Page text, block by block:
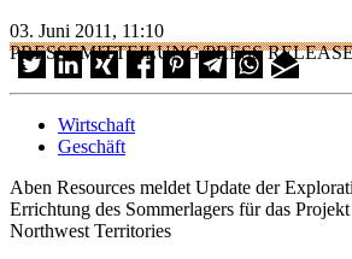
03. Juni 2011, 11:10
PRESSEMITTEILUNG/PRESS
Wirtschaft
Geschäft
Aben Resources meldet Update der
Errichtung des Sommerlagers für das
Northwest Territories